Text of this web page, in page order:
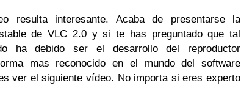
resulta interesante. Acaba de presentarse la
de VLC 2.0 y si te has preguntado que tal
ha debido ser el desarrollo del reproductor
mas reconocido en el mundo del software
ver el siguiente vídeo. No importa si eres experto